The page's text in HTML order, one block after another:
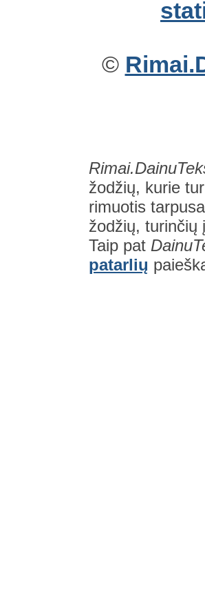
©
žodžių, kurie
rimuotis
žodžių,
Taip pat
patarlių